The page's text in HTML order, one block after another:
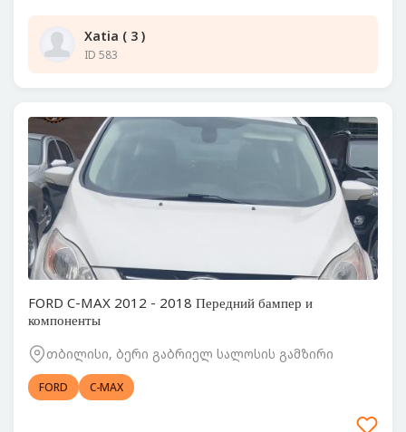
Xatia ( 3 )
ID 583
FORD C-MAX 2012 - 2018 Передний бампер и
компоненты
თბილისი, ბერი გაბრიელ სალოსის გამზირი
FORD C-MAX